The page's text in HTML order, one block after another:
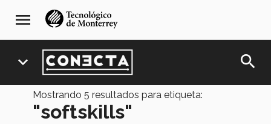
navegación
principal
menu
expand_more search
Mostrando 5 resultados para etiqueta:
"softskills"